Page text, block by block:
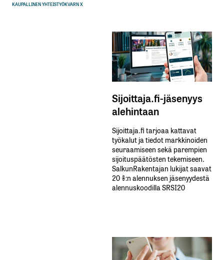
KAUPALLINEN YHTEISTYÖKVARN X
Sijoittaja.fi-jäsenyys
alehintaan
Sijoittaja.fi tarjoaa kattavat
työkalut ja tiedot markkinoiden
seuraamiseen sekä parempien
sijoituspäätösten tekemiseen.
SalkunRakentajan lukijat saavat
20 %:n alennuksen jäsenyydestä
alennuskoodilla SRSI20